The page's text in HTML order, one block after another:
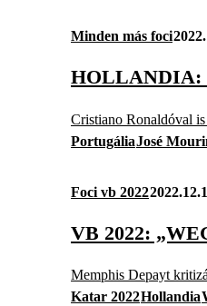
Minden más foci
HOLLANDIA:
Cristiano Ronaldóval
PortugáliaJosé
Foci vb 2022
VB 2022:
Memphis Depayt
Katar 2022Hollandia